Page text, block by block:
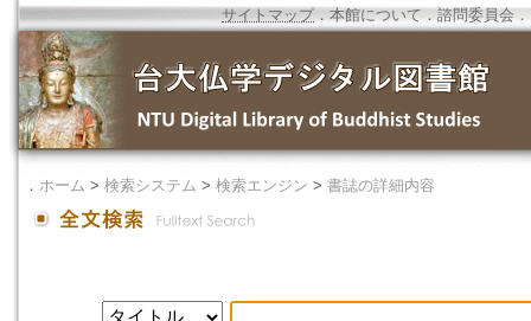
サイトマップ．本館について ． 諮問委員会 ．
． ホーム > 検索システム > 検索エンジン > 書誌の詳細内容